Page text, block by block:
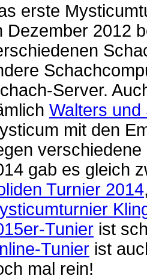
erste
Dezember 2012
Server.
Walters
mit den
gab es gleich
Turnier 2014
Tunier ist
Tunier ist
mal rein!